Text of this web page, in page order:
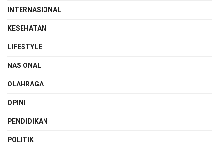
INTERNASIONAL
KESEHATAN
LIFESTYLE
NASIONAL
OLAHRAGA
OPINI
PENDIDIKAN
POLITIK